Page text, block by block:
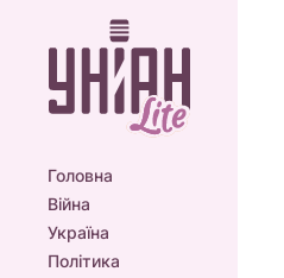
Головна
Війна
Україна
Політика